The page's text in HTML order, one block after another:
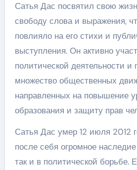
Сатья Дас посвятил свою
свободу слова и выражения,
повлияло на его стихи и
выступления. Он активно
политической деятельности и
множество общественных
направленных на повышение
образования и защиту прав
Сатья Дас умер 12 июля 2012
после себя огромное
так и в политической борьбе.